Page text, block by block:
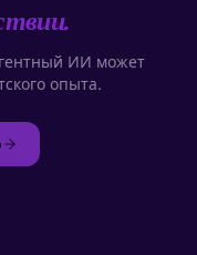
ИИ может
опыта.